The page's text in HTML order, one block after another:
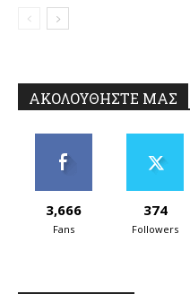
ΑΚΟΛΟΥΘΗΣΤΕ ΜΑΣ
3,666
Fans
374
Followers